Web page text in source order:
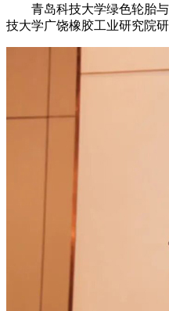
青岛科技大学绿色轮胎
技大学广饶橡胶工业研究院